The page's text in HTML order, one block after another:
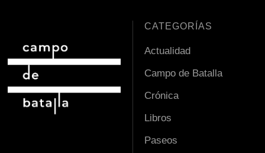
CATEGORÍAS
Actualidad
Campo de Batalla
Crónica
Libros
Paseos